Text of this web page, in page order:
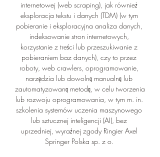
internetowej (web scraping), jak również
eksploracja tekstu i danych (TDM) (w tym
pobieranie i eksploracyjna analiza danych,
indeksowanie stron internetowych,
korzystanie z treści lub przeszukiwanie z
pobieraniem baz danych), czy to przez
roboty, web crawlers, oprogramowanie,
narzędzia lub dowolną manualną lub
zautomatyzowaną metodą, w celu tworzenia
lub rozwoju oprogramowania, w tym m. in.
szkolenia systemów uczenia maszynowego
lub sztucznej inteligencji (AI), bez
uprzedniej, wyraźnej zgody Ringier Axel
Springer Polska sp. z o.